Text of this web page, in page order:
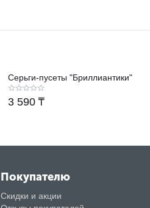
Серьги-пусеты "Бриллиантики"
3 590 ₸
Покупателю
Скидки и акции